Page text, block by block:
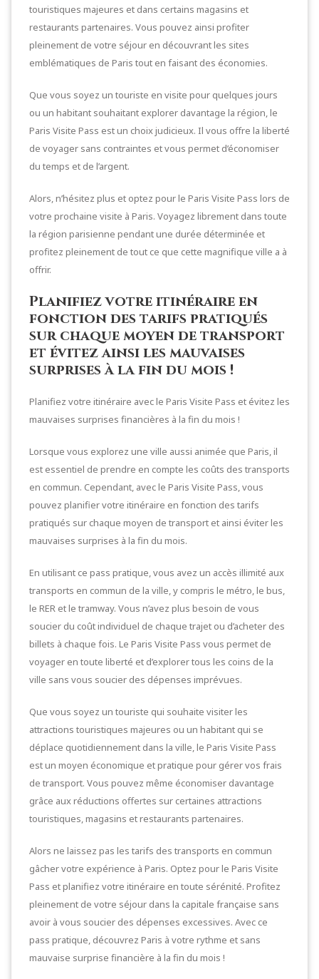
touristiques majeures et dans certains magasins et
restaurants partenaires. Vous pouvez ainsi profiter
pleinement de votre séjour en découvrant les sites
emblématiques de Paris tout en faisant des économies.
Que vous soyez un touriste en visite pour quelques jours
ou un habitant souhaitant explorer davantage la région, le
Paris Visite Pass est un choix judicieux. Il vous offre la liberté
de voyager sans contraintes et vous permet d’économiser
du temps et de l’argent.
Alors, n’hésitez plus et optez pour le Paris Visite Pass lors de
votre prochaine visite à Paris. Voyagez librement dans toute
la région parisienne pendant une durée déterminée et
profitez pleinement de tout ce que cette magnifique ville a à
offrir.
Planifiez votre itinéraire en
fonction des tarifs pratiqués
sur chaque moyen de transport
et évitez ainsi les mauvaises
surprises à la fin du mois !
Planifiez votre itinéraire avec le Paris Visite Pass et évitez les
mauvaises surprises financières à la fin du mois !
Lorsque vous explorez une ville aussi animée que Paris, il
est essentiel de prendre en compte les coûts des transports
en commun. Cependant, avec le Paris Visite Pass, vous
pouvez planifier votre itinéraire en fonction des tarifs
pratiqués sur chaque moyen de transport et ainsi éviter les
mauvaises surprises à la fin du mois.
En utilisant ce pass pratique, vous avez un accès illimité aux
transports en commun de la ville, y compris le métro, le bus,
le RER et le tramway. Vous n’avez plus besoin de vous
soucier du coût individuel de chaque trajet ou d’acheter des
billets à chaque fois. Le Paris Visite Pass vous permet de
voyager en toute liberté et d’explorer tous les coins de la
ville sans vous soucier des dépenses imprévues.
Que vous soyez un touriste qui souhaite visiter les
attractions touristiques majeures ou un habitant qui se
déplace quotidiennement dans la ville, le Paris Visite Pass
est un moyen économique et pratique pour gérer vos frais
de transport. Vous pouvez même économiser davantage
grâce aux réductions offertes sur certaines attractions
touristiques, magasins et restaurants partenaires.
Alors ne laissez pas les tarifs des transports en commun
gâcher votre expérience à Paris. Optez pour le Paris Visite
Pass et planifiez votre itinéraire en toute sérénité. Profitez
pleinement de votre séjour dans la capitale française sans
avoir à vous soucier des dépenses excessives. Avec ce
pass pratique, découvrez Paris à votre rythme et sans
mauvaise surprise financière à la fin du mois !